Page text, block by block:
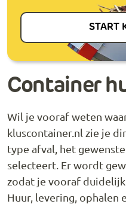
START
Container
Wil je vooraf weten
kluscontainer.nl zie je
type afval, het
selecteert. Er wordt
zodat je vooraf
Huur, levering, ophalen